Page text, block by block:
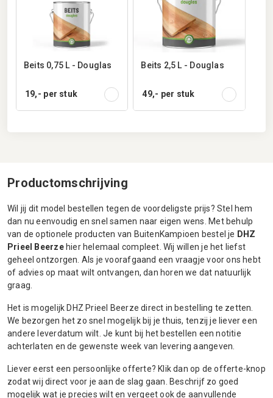
Beits 0,75 L - Douglas
19,- per stuk
Beits 2,5 L - Douglas
49,- per stuk
Productomschrijving
Wil jij dit model bestellen tegen de voordeligste prijs? Stel hem
dan nu eenvoudig en snel samen naar eigen wens. Met behulp
van de optionele producten van BuitenKampioen bestel je DHZ
Prieel Beerzehier helemaal compleet. Wij willen je het liefst
geheel ontzorgen. Als je voorafgaand een vraagje voor ons hebt
of advies op maat wilt ontvangen, dan horen we dat natuurlijk
graag.
Het is mogelijk DHZ Prieel Beerze direct in bestelling te zetten.
We bezorgen het zo snel mogelijk bij je thuis, tenzij je liever een
andere leverdatum wilt. Je kunt bij het bestellen een notitie
achterlaten en de gewenste week van levering aangeven.
Liever eerst een persoonlijke offerte? Klik dan op de offerte-knop
zodat wij direct voor je aan de slag gaan. Beschrijf zo goed
mogelijk wat je precies wilt en vergeet ook de aanvullende